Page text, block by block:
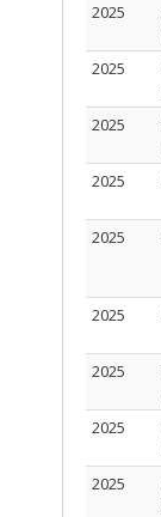
2025
2025
2025
2025
2025
2025
2025
2025
2025